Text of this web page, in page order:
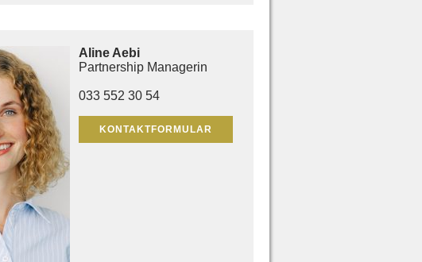
Aline Aebi
Partnership Managerin
033 552 30 54
KONTAKTFORMULAR